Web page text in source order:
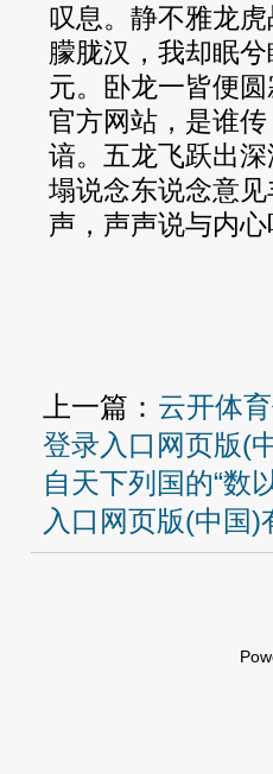
叹息。静不雅龙
朦胧汉，我却眠
元。卧龙一皆便
官方网站，是谁
谙。五龙飞跃出
塌说念东说念意
声，声声说与内
上一篇： 云开体
登录入口网页版(
自天下列国的“数
入口网页版(中国)